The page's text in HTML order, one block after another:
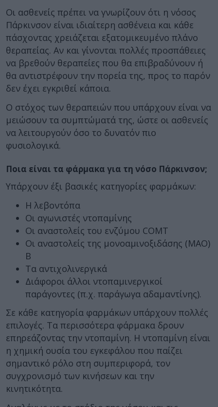
Οι ασθενείς πρέπει να γνωρίζουν ότι η νόσος
Πάρκινσον είναι ιδιαίτερη ασθένεια και κάθε
πάσχοντας χρειάζεται εξατομικευμένο πλάνο
θεραπείας. Αν και γίνονται πολλές προσπάθειες
να βρεθούν θεραπείες που θα επιβραδύνουν ή
θα αντιστρέφουν την πορεία της, προς το παρόν
δεν έχει εγκριθεί κάποια.
Ο στόχος των θεραπειών που υπάρχουν είναι να
μειώσουν τα συμπτώματά της, ώστε οι ασθενείς
να λειτουργούν όσο το δυνατόν πιο
φυσιολογικά.
Ποια είναι τα φάρμακα για τη νόσο Πάρκινσον;
Υπάρχουν έξι βασικές κατηγορίες φαρμάκων:
Η λεβοντόπα
Οι αγωνιστές ντοπαμίνης
Οι αναστολείς του ενζύμου COMT
Οι αναστολείς της μονοαμινοξιδάσης (ΜΑΟ)
Β
Τα αντιχολινεργικά
Διάφοροι άλλοι ντοπαμινεργικοί
παράγοντες (π.χ. παράγωγα αδαμαντίνης).
Σε κάθε κατηγορία φαρμάκων υπάρχουν πολλές
επιλογές. Τα περισσότερα φάρμακα δρουν
επηρεάζοντας την ντοπαμίνη. Η ντοπαμίνη είναι
η χημική ουσία του εγκεφάλου που παίζει
σημαντικό ρόλο στη συμπεριφορά, τον
συγχρονισμό των κινήσεων και την
κινητικότητα.